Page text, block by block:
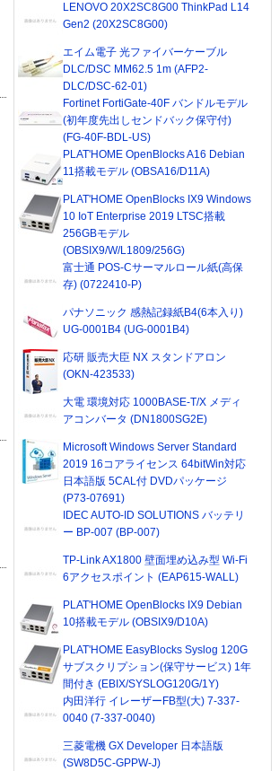
LENOVO 20X2SC8G00 ThinkPad L14
Gen2 (20X2SC8G00)
エイム電子 光ファイバーケーブル
DLC/DSC MM62.5 1m (AFP2-
DLC/DSC-62-01)
Fortinet FortiGate-40F バンドルモデル
(初年度先出しセンドバック保守付)
(FG-40F-BDL-US)
PLAT'HOME OpenBlocks A16 Debian
11搭載モデル (OBSA16/D11A)
PLAT'HOME OpenBlocks IX9 Windows
10 IoT Enterprise 2019 LTSC搭載
256GBモデル
(OBSIX9/W/L1809/256G)
富士通 POS-Cサーマルロール紙(高保
存) (0722410-P)
パナソニック 感熱記録紙B4(6本入り)
UG-0001B4 (UG-0001B4)
応研 販売大臣 NX スタンドアロン
(OKN-423533)
大電 環境対応 1000BASE-T/X メディ
アコンバータ (DN1800SG2E)
Microsoft Windows Server Standard
2019 16コアライセンス 64bitWin対応
日本語版 5CAL付 DVDパッケージ
(P73-07691)
IDEC AUTO-ID SOLUTIONS バッテリ
ー BP-007 (BP-007)
TP-Link AX1800 壁面埋め込み型 Wi-Fi
6アクセスポイント (EAP615-WALL)
PLAT'HOME OpenBlocks IX9 Debian
10搭載モデル (OBSIX9/D10A)
PLAT'HOME EasyBlocks Syslog 120G
サブスクリプション(保守サービス) 1年
間付き (EBIX/SYSLOG120G/1Y)
内田洋行 イレーザーFB型(大) 7-337-
0040 (7-337-0040)
三菱電機 GX Developer 日本語版
(SW8D5C-GPPW-J)